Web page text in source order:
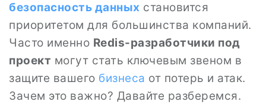
безопасность данных становится
приоритетом для большинства компаний.
Часто именно Redis-разработчики под
проект могут стать ключевым звеном в
защите вашего бизнеса от потерь и атак.
Зачем это важно? Давайте разберемся.